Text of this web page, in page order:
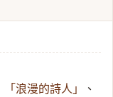
「浪漫的詩人」 、